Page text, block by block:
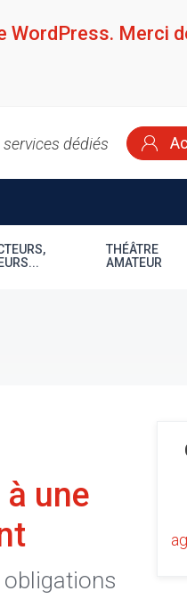
WordPress. Merci
dédiés
THÉÂTRE
AMATEUR
une
obligations